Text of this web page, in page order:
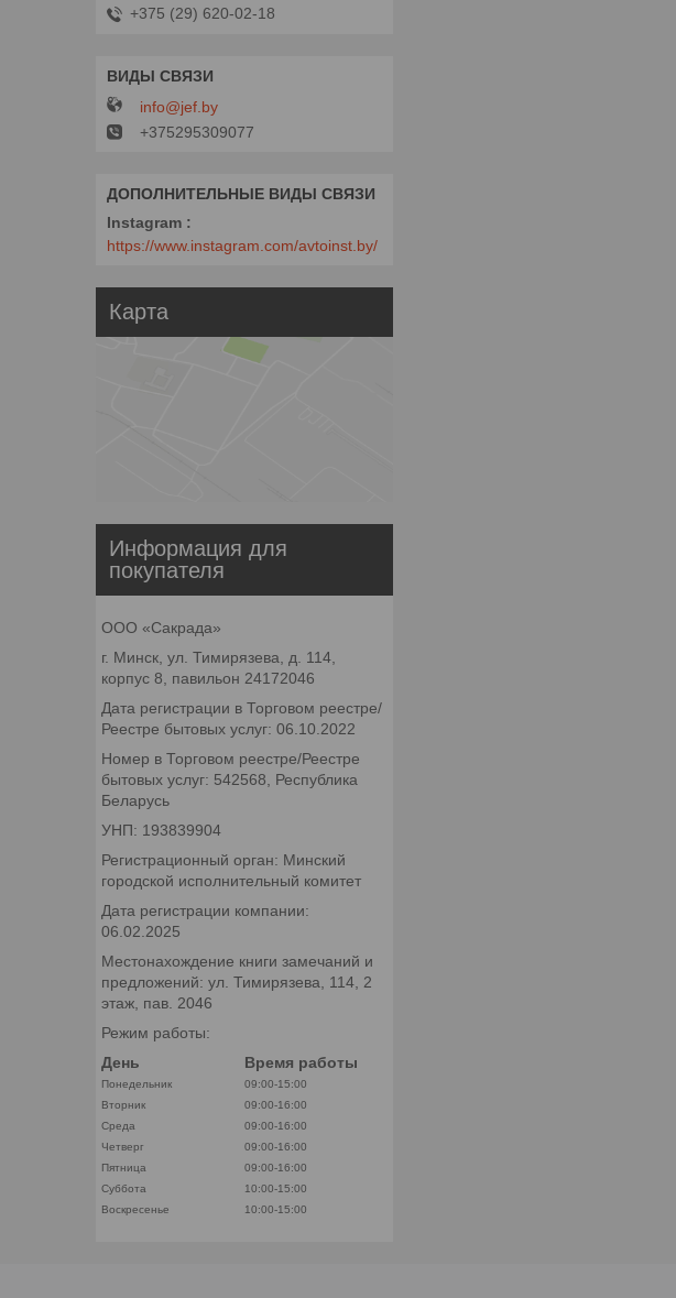
+375 (29) 620-02-18
info@jef.by
+375295309077
Instagram
https://www.instagram.com/avtoinst.by/
Карта
Информация для
покупателя
ООО «Сакрада»
г. Минск, ул. Тимирязева, д. 114,
корпус 8, павильон 24172046
Дата регистрации в Торговом реестре/
Реестре бытовых услуг: 06.10.2022
Номер в Торговом реестре/Реестре
бытовых услуг: 542568, Республика
Беларусь
УНП: 193839904
Регистрационный орган: Минский
городской исполнительный комитет
Дата регистрации компании:
06.02.2025
Местонахождение книги замечаний и
предложений: ул. Тимирязева, 114, 2
этаж, пав. 2046
Режим работы:
День
Время работы
Понедельник
09:00-15:00
Вторник
09:00-16:00
Среда
09:00-16:00
Четверг
09:00-16:00
Пятница
09:00-16:00
Суббота
10:00-15:00
Воскресенье
10:00-15:00